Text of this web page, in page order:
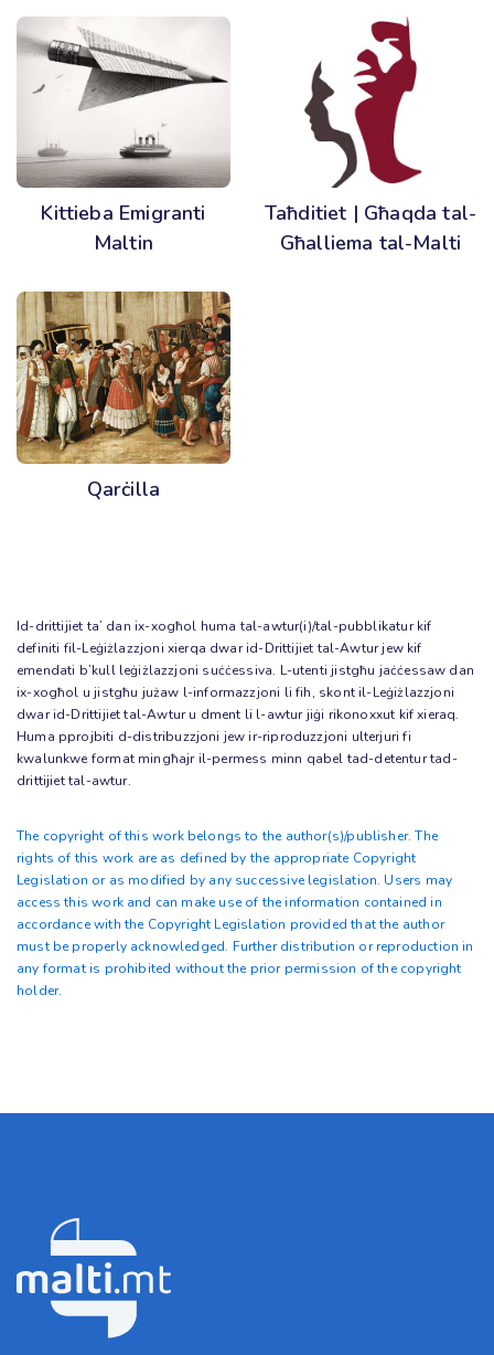
Kittieba Emigranti
Maltin
Taħditiet | Għaqda tal-
Għalliema tal-Malti
Qarċilla
Id-drittijiet ta’ dan ix-xogħol huma tal-awtur(i)/tal-pubblikatur kif
definiti fil-Leġiżlazzjoni xierqa dwar id-Drittijiet tal-Awtur jew kif
emendati b’kull leġiżlazzjoni suċċessiva. L-utenti jistgħu jaċċessaw dan
ix-xogħol u jistgħu jużaw l-informazzjoni li fih, skont il-Leġiżlazzjoni
dwar id-Drittijiet tal-Awtur u dment li l-awtur jiġi rikonoxxut kif xieraq.
Huma pprojbiti d-distribuzzjoni jew ir-riproduzzjoni ulterjuri fi
kwalunkwe format mingħajr il-permess minn qabel tad-detentur tad-
drittijiet tal-awtur.
The copyright of this work belongs to the author(s)/publisher. The
rights of this work are as defined by the appropriate Copyright
Legislation or as modified by any successive legislation. Users may
access this work and can make use of the information contained in
accordance with the Copyright Legislation provided that the author
must be properly acknowledged. Further distribution or reproduction in
any format is prohibited without the prior permission of the copyright
holder.